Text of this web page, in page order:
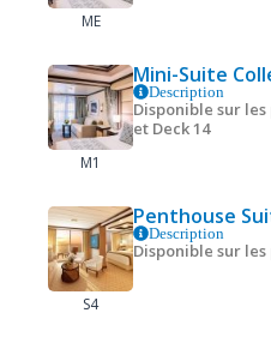
ME
M1
Mini-Suite
Description
Disponible sur les
et Deck 14
S4
Penthouse
Description
Disponible sur les